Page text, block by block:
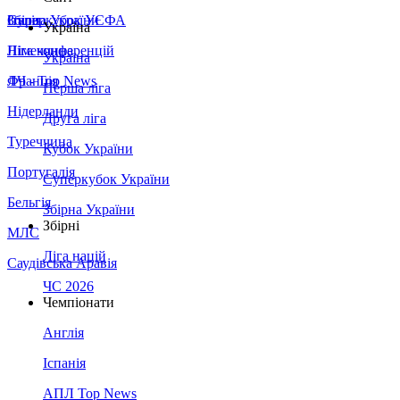
Збірна України
Італія
Німеччина
Франція
Нідерланди
Туреччина
Португалія
Бельгія
МЛС
Саудівська Аравія
Суперкубок УЄФА
Ліга конференцій
ЛЧ - Top News
Україна
Україна
Перша ліга
Друга ліга
Кубок України
Суперкубок України
Збірна України
Збірні
Ліга націй
ЧС 2026
Чемпіонати
Англія
Іспанія
АПЛ Top News